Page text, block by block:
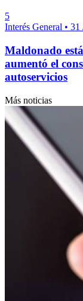
5
Interés General • 31
Maldonado
aumentó el
autoservicios
Más noticias